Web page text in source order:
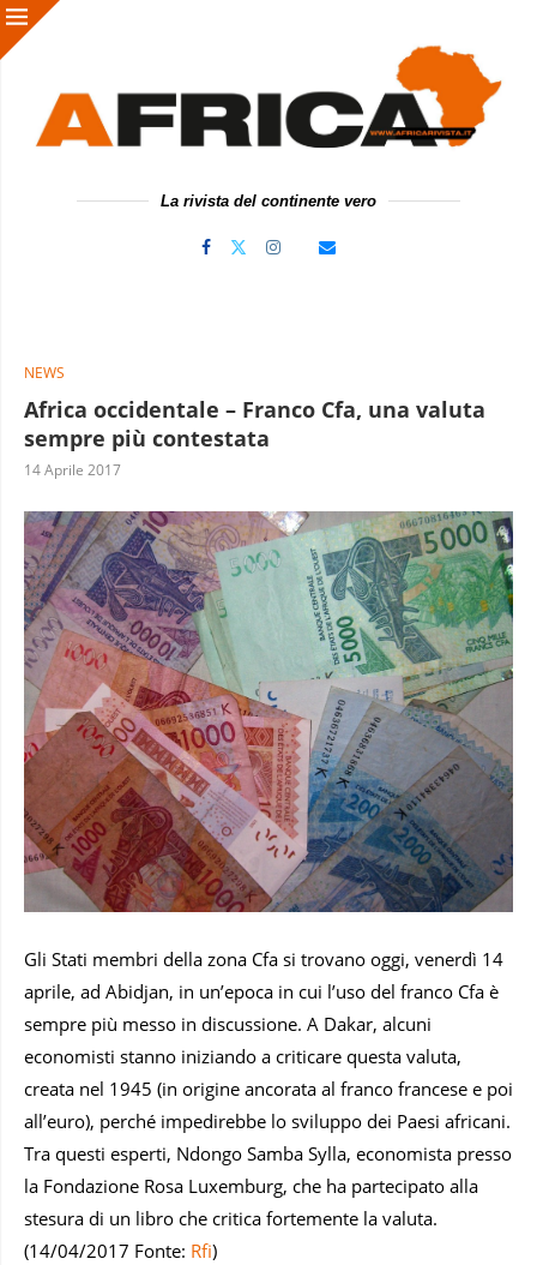
La rivista del continente vero
NEWS
Africa occidentale – Franco Cfa, una valuta
sempre più contestata
14 Aprile 2017
Gli Stati membri della zona Cfa si trovano oggi, venerdì 14
aprile, ad Abidjan, in un’epoca in cui l’uso del franco Cfa è
sempre più messo in discussione. A Dakar, alcuni
economisti stanno iniziando a criticare questa valuta,
creata nel 1945 (in origine ancorata al franco francese e poi
all’euro), perché impedirebbe lo sviluppo dei Paesi africani.
Tra questi esperti, Ndongo Samba Sylla, economista presso
la Fondazione Rosa Luxemburg, che ha partecipato alla
stesura di un libro che critica fortemente la valuta.
(14/04/2017 Fonte: Rfi)